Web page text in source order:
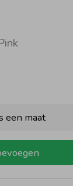
een maat